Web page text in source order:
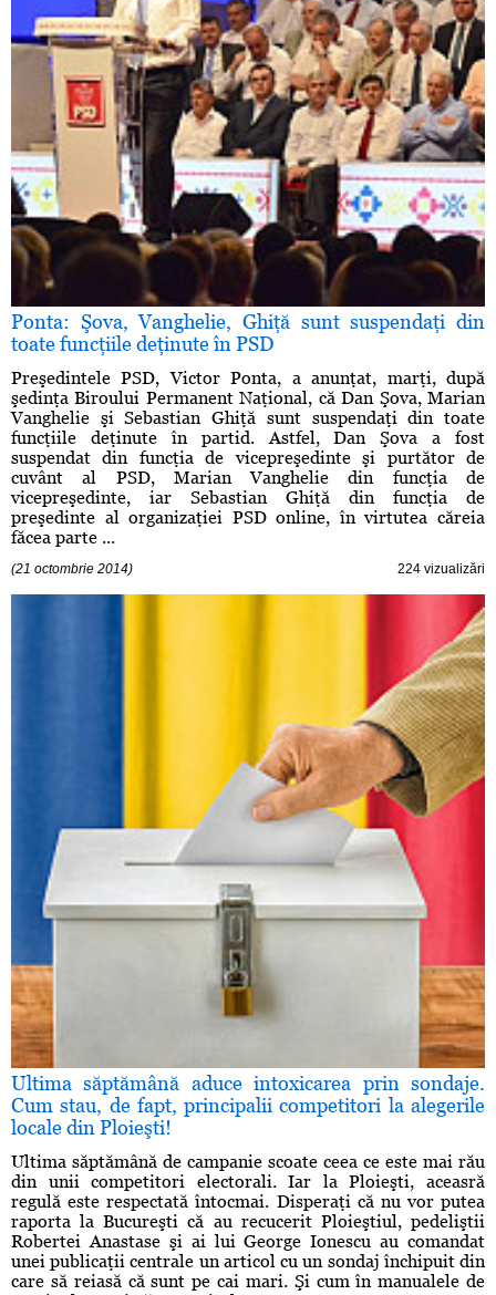
Ponta: Şova, Vanghelie, Ghiţă sunt suspendaţi din
toate funcţiile deţinute în PSD
Preşedintele PSD, Victor Ponta, a anunţat, marţi, după
şedinţa Biroului Permanent Naţional, că Dan Şova, Marian
Vanghelie şi Sebastian Ghiţă sunt suspendaţi din toate
funcţiile deţinute în partid. Astfel, Dan Şova a fost
suspendat din funcţia de vicepreşedinte şi purtător de
cuvânt al PSD, Marian Vanghelie din funcţia de
vicepreşedinte, iar Sebastian Ghiţă din funcţia de
preşedinte al organizaţiei PSD online, în virtutea căreia
făcea parte ...
(21 octombrie 2014) 224 vizualizări
Ultima săptămână aduce intoxicarea prin sondaje.
Cum stau, de fapt, principalii competitori la alegerile
locale din Ploieşti!
Ultima săptămână de campanie scoate ceea ce este mai rău
din unii competitori electorali. Iar la Ploieşti, aceasră
regulă este respectată întocmai. Disperaţi că nu vor putea
raporta la Bucureşti că au recucerit Ploieştiul, pedeliştii
Robertei Anastase şi ai lui George Ionescu au comandat
unei publicaţii centrale un articol cu un sondaj închipuit din
care să reiasă că sunt pe cai mari. Şi cum în manualele de